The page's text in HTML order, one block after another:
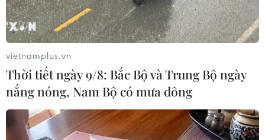
TIN LIÊN QUAN
vietnamplus.vn
Thời tiết ngày 9/8: Bắc Bộ và Trung Bộ ngày
nắng nóng, Nam Bộ có mưa dông